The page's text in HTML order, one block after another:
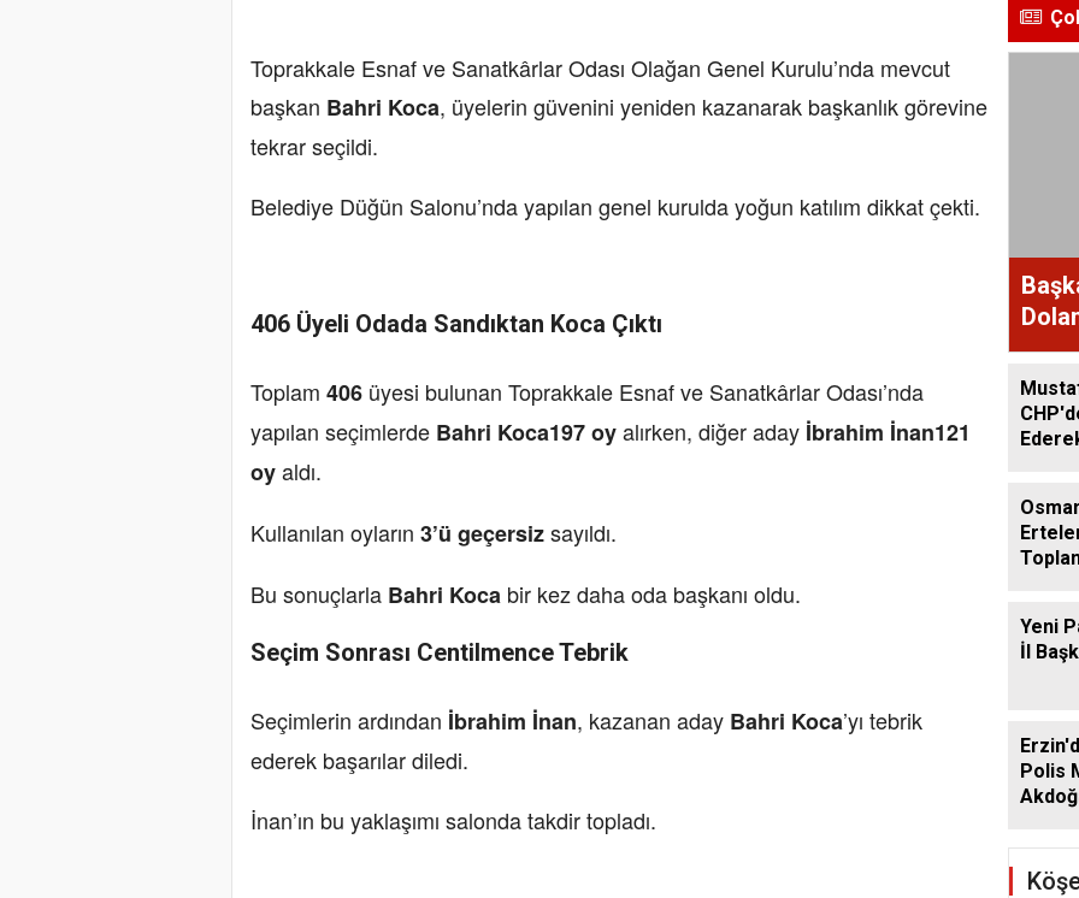
Toprakkale Esnaf ve Sanatkârlar Odası Olağan Genel Kurulu’nda mevcut
başkan Bahri Koca, üyelerin güvenini yeniden kazanarak başkanlık görevine
tekrar seçildi.
Belediye Düğün Salonu’nda yapılan genel kurulda yoğun katılım dikkat çekti.
406 Üyeli Odada Sandıktan Koca Çıktı
Toplam 406 üyesi bulunan Toprakkale Esnaf ve Sanatkârlar Odası’nda
yapılan seçimlerde Bahri Koca197 oyalırken, diğer aday İbrahim İnan121
oyaldı.
Kullanılan oyların 3’ü geçersizsayıldı.
Bu sonuçlarla Bahri Koca bir kez daha oda başkanı oldu.
Seçim Sonrası Centilmence Tebrik
Seçimlerin ardından İbrahim İnan, kazanan aday Bahri Koca’yı tebrik
ederek başarılar diledi.
İnan’ın bu yaklaşımı salonda takdir topladı.
Yeni
İl
Polis